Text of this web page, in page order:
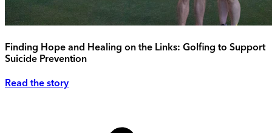
Finding Hope and Healing on the Links: Golfing to Support
Suicide Prevention
Read the story